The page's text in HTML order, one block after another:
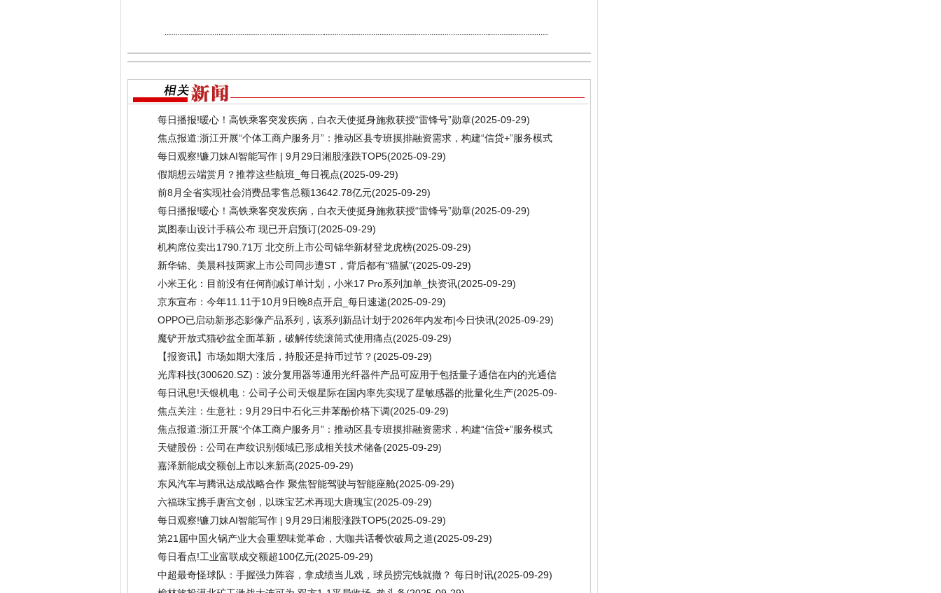
每日播报!暖心！高铁乘客突发疾病，白衣天使挺身施救获授“雷锋号”勋章(2025-09-29)
焦点报道:浙江开展“个体工商户服务月”：推动区县专班摸排融资需求，构建“信贷+”服务模式
(2025-09-29)
每日观察!镰刀妹AI智能写作 | 9月29日湘股涨跌TOP5(2025-09-29)
假期想云端赏月？推荐这些航班_每日视点(2025-09-29)
前8月全省实现社会消费品零售总额13642.78亿元(2025-09-29)
每日播报!暖心！高铁乘客突发疾病，白衣天使挺身施救获授“雷锋号”勋章(2025-09-29)
岚图泰山设计手稿公布 现已开启预订(2025-09-29)
机构席位卖出1790.71万 北交所上市公司锦华新材登龙虎榜(2025-09-29)
新华锦、美晨科技两家上市公司同步遭ST，背后都有“猫腻”(2025-09-29)
小米王化：目前没有任何削减订单计划，小米17 Pro系列加单_快资讯(2025-09-29)
京东宣布：今年11.11于10月9日晚8点开启_每日速递(2025-09-29)
OPPO已启动新形态影像产品系列，该系列新品计划于2026年内发布|今日快讯(2025-09-29)
魔铲开放式猫砂盆全面革新，破解传统滚筒式使用痛点(2025-09-29)
【报资讯】市场如期大涨后，持股还是持币过节？(2025-09-29)
光库科技(300620.SZ)：波分复用器等通用光纤器件产品可应用于包括量子通信在内的光通信
领域(2025-09-29)
每日讯息!天银机电：公司子公司天银星际在国内率先实现了星敏感器的批量化生产(2025-09-
29)
焦点关注：生意社：9月29日中石化三井苯酚价格下调(2025-09-29)
焦点报道:浙江开展“个体工商户服务月”：推动区县专班摸排融资需求，构建“信贷+”服务模式
(2025-09-29)
天键股份：公司在声纹识别领域已形成相关技术储备(2025-09-29)
嘉泽新能成交额创上市以来新高(2025-09-29)
东风汽车与腾讯达成战略合作 聚焦智能驾驶与智能座舱(2025-09-29)
六福珠宝携手唐宫文创，以珠宝艺术再现大唐瑰宝(2025-09-29)
每日观察!镰刀妹AI智能写作 | 9月29日湘股涨跌TOP5(2025-09-29)
第21届中国火锅产业大会重塑味觉革命，大咖共话餐饮破局之道(2025-09-29)
每日看点!工业富联成交额超100亿元(2025-09-29)
中超最奇怪球队：手握强力阵容，拿成绩当儿戏，球员捞完钱就撤？ 每日时讯(2025-09-29)